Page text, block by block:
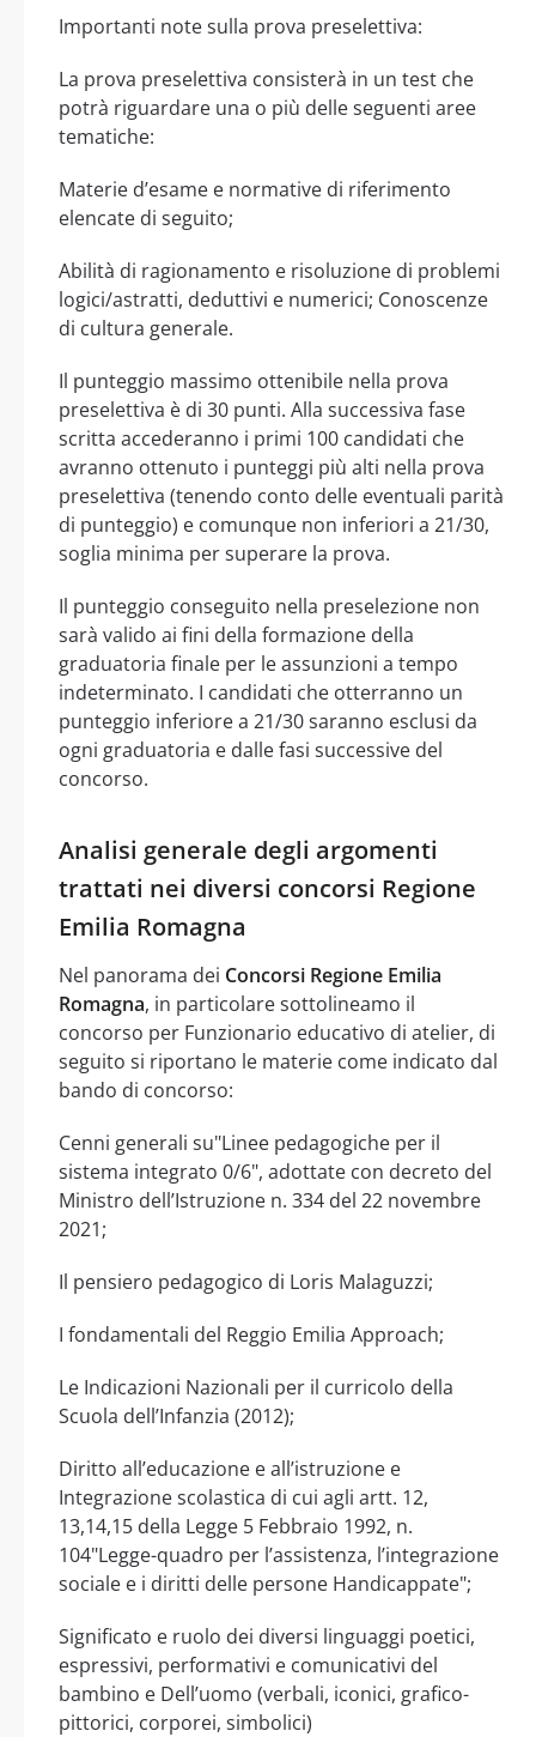
Importanti note sulla prova preselettiva:
La prova preselettiva consisterà in un test che
potrà riguardare una o più delle seguenti aree
tematiche:
Materie d’esame e normative di riferimento
elencate di seguito;
Abilità di ragionamento e risoluzione di problemi
logici/astratti, deduttivi e numerici; Conoscenze
di cultura generale.
Il punteggio massimo ottenibile nella prova
preselettiva è di 30 punti. Alla successiva fase
scritta accederanno i primi 100 candidati che
avranno ottenuto i punteggi più alti nella prova
preselettiva (tenendo conto delle eventuali parità
di punteggio) e comunque non inferiori a 21/30,
soglia minima per superare la prova.
Il punteggio conseguito nella preselezione non
sarà valido ai fini della formazione della
graduatoria finale per le assunzioni a tempo
indeterminato. I candidati che otterranno un
punteggio inferiore a 21/30 saranno esclusi da
ogni graduatoria e dalle fasi successive del
concorso.
Analisi generale degli argomenti
trattati nei diversi concorsi Regione
Emilia Romagna
Nel panorama dei Concorsi Regione Emilia
Romagna, in particolare sottolineamo il
concorso per Funzionario educativo di atelier, di
seguito si riportano le materie come indicato dal
bando di concorso:
Cenni generali su"Linee pedagogiche per il
sistema integrato 0/6", adottate con decreto del
Ministro dell’Istruzione n. 334 del 22 novembre
2021;
Il pensiero pedagogico di Loris Malaguzzi;
I fondamentali del Reggio Emilia Approach;
Le Indicazioni Nazionali per il curricolo della
Scuola dell’Infanzia (2012);
Diritto all’educazione e all’istruzione e
Integrazione scolastica di cui agli artt. 12,
13,14,15 della Legge 5 Febbraio 1992, n.
104"Legge-quadro per l’assistenza, l’integrazione
sociale e i diritti delle persone Handicappate";
Significato e ruolo dei diversi linguaggi poetici,
espressivi, performativi e comunicativi del
bambino e Dell’uomo (verbali, iconici, grafico-
pittorici, corporei, simbolici)